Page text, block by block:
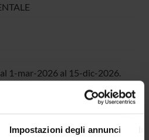
Impostazioni degli annunci
1-mar-2026 al 15-dic-2026.